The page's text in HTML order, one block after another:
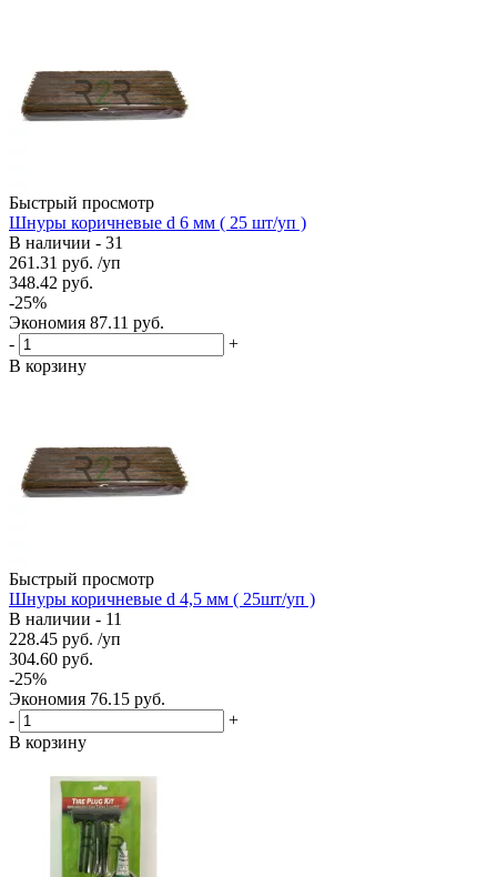
Быстрый просмотр
Шнуры коричневые d 6 мм ( 25 шт/уп )
В наличии - 31
261.31 руб. /уп
348.42 руб.
-25%
Экономия 87.11 руб.
-
+
В корзину
Быстрый просмотр
Шнуры коричневые d 4,5 мм ( 25шт/уп )
В наличии - 11
228.45 руб. /уп
304.60 руб.
-25%
Экономия 76.15 руб.
-
+
В корзину